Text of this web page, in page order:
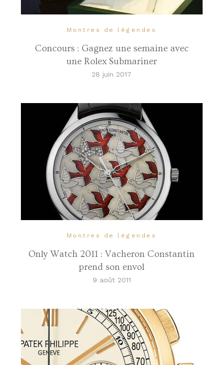
Montres de légendes
Concours : Gagnez une semaine avec
une Rolex Submariner
28 juin 2017
Montres de légendes
Only Watch 2011 : Vacheron Constantin
prend son envol
9 août 2011